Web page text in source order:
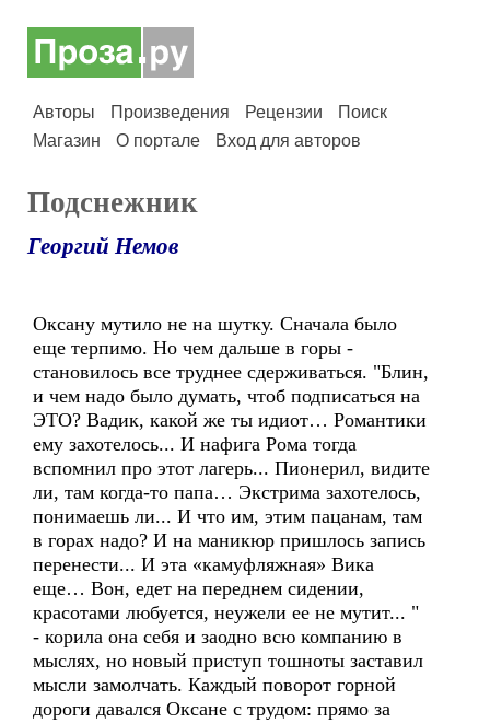
Авторы Произведения Рецензии
Поиск
Магазин
О портале Вход для авторов
Подснежник
Георгий Немов
Оксану мутило не на шутку. Сначала было
еще терпимо. Но чем дальше в горы -
становилось все труднее сдерживаться. "Блин,
и чем надо было думать, чтоб подписаться на
ЭТО? Вадик, какой же ты идиот… Романтики
ему захотелось... И нафига Рома тогда
вспомнил про этот лагерь... Пионерил, видите
ли, там когда-то папа… Экстрима захотелось,
понимаешь ли... И что им, этим пацанам, там
в горах надо? И на маникюр пришлось запись
перенести... И эта «камуфляжная» Вика
еще… Вон, едет на переднем сидении,
красотами любуется, неужели ее не мутит... "
- корила она себя и заодно всю компанию в
мыслях, но новый приступ тошноты заставил
мысли замолчать. Каждый поворот горной
дороги давался Оксане с трудом: прямо за